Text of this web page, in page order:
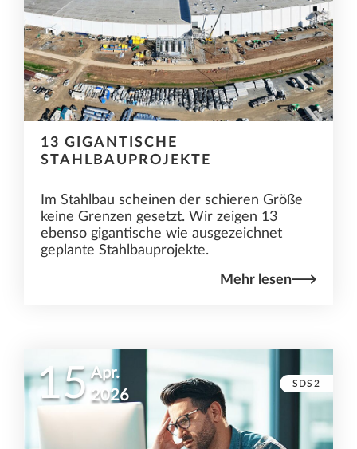
13 GIGANTISCHE
STAHLBAUPROJEKTE
Im Stahlbau scheinen der schieren Größe
keine Grenzen gesetzt. Wir zeigen 13
ebenso gigantische wie ausgezeichnet
geplante Stahlbauprojekte.
Mehr lesen
15 Apr.
2026
SDS2